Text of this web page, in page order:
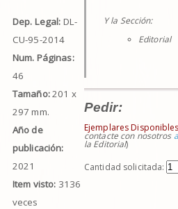
Dep. Legal: DL-
CU-95-2014
Num. Páginas:
46
Tamaño:201 x
297 mm.
Año de
publicación:
2021
Item visto: 3136
veces
Y la Sección:
Editorial
Pedir:
Ejemplares
contacte con nosotros
la Editorial)
Cantidad solicitada: